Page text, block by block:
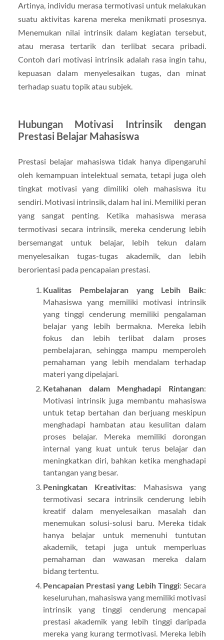
Artinya, individu merasa termotivasi untuk melakukan
suatu aktivitas karena mereka menikmati prosesnya.
Menemukan nilai intrinsik dalam kegiatan tersebut,
atau merasa tertarik dan terlibat secara pribadi.
Contoh dari motivasi intrinsik adalah rasa ingin tahu,
kepuasan dalam menyelesaikan tugas, dan minat
terhadap suatu topik atau subjek.
Hubungan Motivasi Intrinsik dengan
Prestasi Belajar Mahasiswa
Prestasi belajar mahasiswa tidak hanya dipengaruhi
oleh kemampuan intelektual semata, tetapi juga oleh
tingkat motivasi yang dimiliki oleh mahasiswa itu
sendiri. Motivasi intrinsik, dalam hal ini. Memiliki peran
yang sangat penting. Ketika mahasiswa merasa
termotivasi secara intrinsik, mereka cenderung lebih
bersemangat untuk belajar, lebih tekun dalam
menyelesaikan tugas-tugas akademik, dan lebih
berorientasi pada pencapaian prestasi.
Kualitas Pembelajaran yang Lebih Baik:
Mahasiswa yang memiliki motivasi intrinsik
yang tinggi cenderung memiliki pengalaman
belajar yang lebih bermakna. Mereka lebih
fokus dan lebih terlibat dalam proses
pembelajaran, sehingga mampu memperoleh
pemahaman yang lebih mendalam terhadap
materi yang dipelajari.
Ketahanan dalam Menghadapi Rintangan:
Motivasi intrinsik juga membantu mahasiswa
untuk tetap bertahan dan berjuang meskipun
menghadapi hambatan atau kesulitan dalam
proses belajar. Mereka memiliki dorongan
internal yang kuat untuk terus belajar dan
meningkatkan diri, bahkan ketika menghadapi
tantangan yang besar.
Peningkatan Kreativitas: Mahasiswa yang
termotivasi secara intrinsik cenderung lebih
kreatif dalam menyelesaikan masalah dan
menemukan solusi-solusi baru. Mereka tidak
hanya belajar untuk memenuhi tuntutan
akademik, tetapi juga untuk memperluas
pemahaman dan wawasan mereka dalam
bidang tertentu.
Pencapaian Prestasi yang Lebih Tinggi: Secara
keseluruhan, mahasiswa yang memiliki motivasi
intrinsik yang tinggi cenderung mencapai
prestasi akademik yang lebih tinggi daripada
mereka yang kurang termotivasi. Mereka lebih